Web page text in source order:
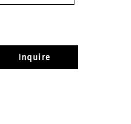
Wakening, 2022
Graphite pencil on
paper
Inquire